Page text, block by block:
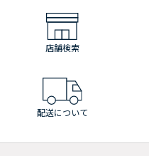
店舗検索
配送について